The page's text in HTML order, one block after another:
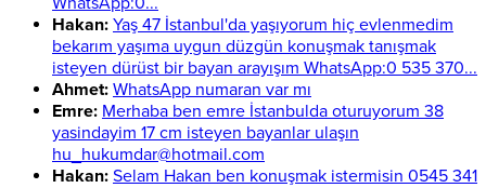
Hakan: Yaş 47 İstanbul'da yaşıyorum hiç evlenmedim
bekarım yaşıma uygun düzgün konuşmak tanışmak
isteyen dürüst bir bayan arayışım WhatsApp:0 535 370...
Ahmet: WhatsApp numaran var mı
Emre: Merhaba ben emre İstanbulda oturuyorum 38
yasindayim 17 cm isteyen bayanlar ulaşın
hu_hukumdar@hotmail.com
Hakan: Selam Hakan ben konuşmak istermisin 0545 341